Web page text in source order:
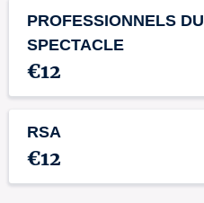
PROFESSIONNELS DU
SPECTACLE
€12
RSA
€12